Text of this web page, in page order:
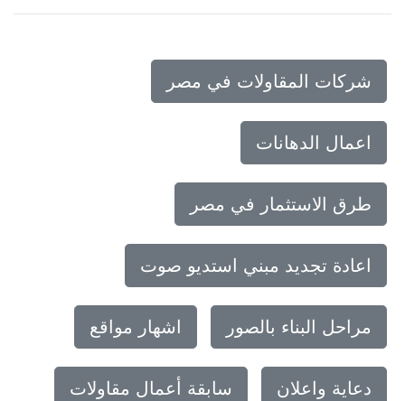
شركات المقاولات في مصر
اعمال الدهانات
طرق الاستثمار في مصر
اعادة تجديد مبني استديو صوت
مراحل البناء بالصور اشهار مواقع
دعاية واعلان سابقة أعمال مقاولات